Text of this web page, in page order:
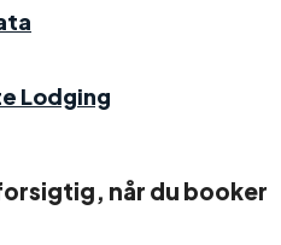
Lodging
når du booker